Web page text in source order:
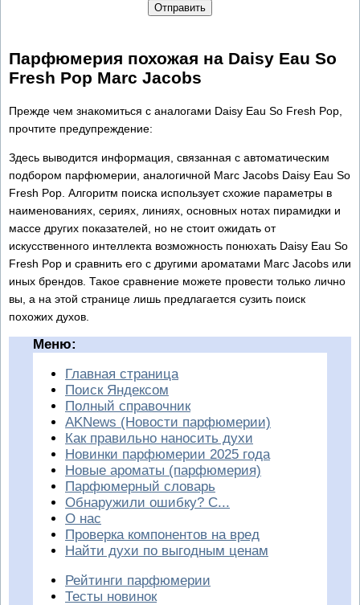
Отправить
Парфюмерия похожая на Daisy Eau So
Fresh Pop Marc Jacobs
Прежде чем знакомиться с аналогами Daisy Eau So Fresh Pop,
прочтите предупреждение:
Здесь выводится информация, связанная с автоматическим
подбором парфюмерии, аналогичной Marc Jacobs Daisy Eau So
Fresh Pop. Алгоритм поиска использует схожие параметры в
наименованиях, сериях, линиях, основных нотах пирамидки и
массе других показателей, но не стоит ожидать от
искусственного интеллекта возможность понюхать Daisy Eau So
Fresh Pop и сравнить его с другими ароматами Marc Jacobs или
иных брендов. Такое сравнение можете провести только лично
вы, а на этой странице лишь предлагается сузить поиск
похожих духов.
Меню:
Главная страница
Поиск Яндексом
Полный справочник
AKNews (Новости парфюмерии)
Как правильно наносить духи
Новинки парфюмерии 2025 года
Новые ароматы (парфюмерия)
Парфюмерный словарь
Обнаружили ошибку? С...
О нас
Проверка компонентов на вред
Найти духи по выгодным ценам
Рейтинги парфюмерии
Тесты новинок